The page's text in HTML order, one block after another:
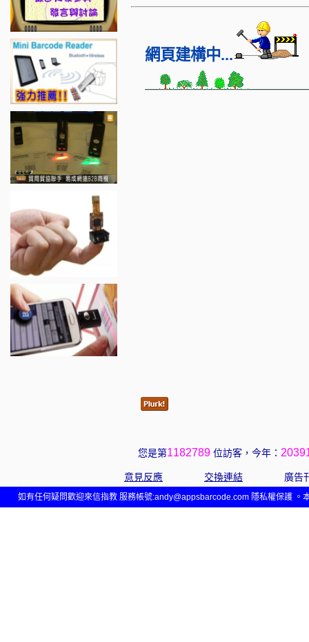
網頁建構中...
您是第1182789 位訪客，今年：
意見反應 交換連結 廣告
如有任何疑問歡迎來信指教 服務帳號:andy@appsbarcode.com 隱私權保護